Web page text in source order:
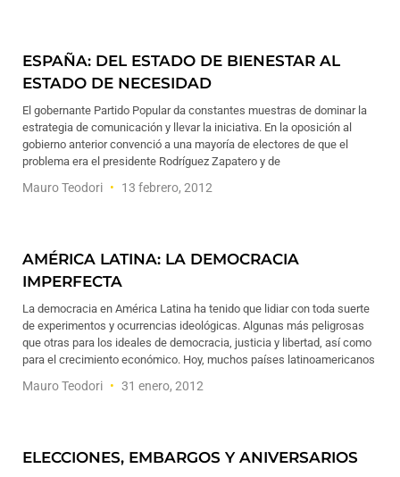
ESPAÑA: DEL ESTADO DE BIENESTAR AL
ESTADO DE NECESIDAD
El gobernante Partido Popular da constantes muestras de dominar la
estrategia de comunicación y llevar la iniciativa. En la oposición al
gobierno anterior convenció a una mayoría de electores de que el
problema era el presidente Rodríguez Zapatero y de
Mauro Teodori 13 febrero, 2012
AMÉRICA LATINA: LA DEMOCRACIA
IMPERFECTA
La democracia en América Latina ha tenido que lidiar con toda suerte
de experimentos y ocurrencias ideológicas. Algunas más peligrosas
que otras para los ideales de democracia, justicia y libertad, así como
para el crecimiento económico. Hoy, muchos países latinoamericanos
Mauro Teodori 31 enero, 2012
ELECCIONES, EMBARGOS Y ANIVERSARIOS